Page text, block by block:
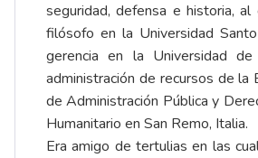
seguridad, defensa e historia, al
filósofo en la Universidad
gerencia en la Universidad
administración de recursos de la
de Administración Pública y
Humanitario en San Remo, Italia.
Era amigo de tertulias en las